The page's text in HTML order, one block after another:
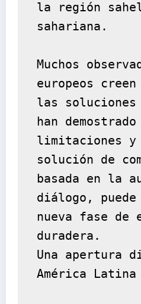
la región
sahariana.
Muchos
europeos
las soluciones
han demostrado
limitaciones y
solución de
basada en la
diálogo,
nueva fase de
duradera.
Una apertura
América Latina